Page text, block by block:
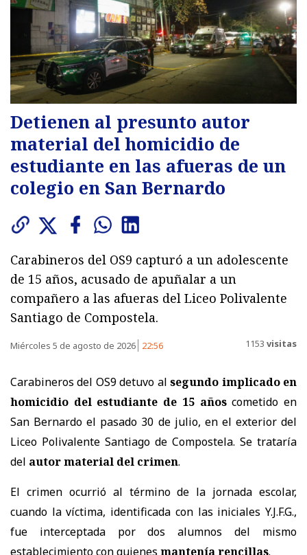
Detienen al presunto autor
material del homicidio de
estudiante en las afueras de un
colegio en San Bernardo
Carabineros del OS9 capturó a un adolescente
de 15 años, acusado de apuñalar a un
compañero a las afueras del Liceo Polivalente
Santiago de Compostela.
Miércoles 5 de agosto de 2026 22:56 1153 visitas
Carabineros del OS9 detuvo al segundo implicado en
homicidio del estudiante de 15 añoscometido en
San Bernardo el pasado 30 de julio, en el exterior del
Liceo Polivalente Santiago de Compostela. Se trataría
del autor material del crimen.
El crimen ocurrió al término de la jornada escolar,
cuando la víctima, identificada con las iniciales Y.J.F.G.,
fue interceptada por dos alumnos del mismo
establecimiento con quienes mantenía rencillas.